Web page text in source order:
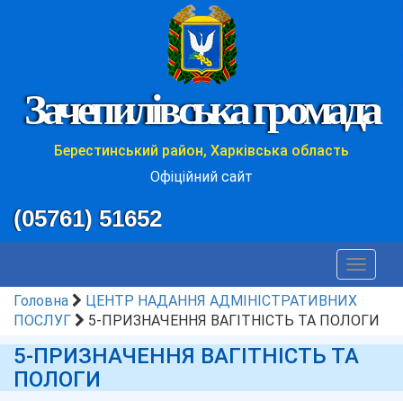
Зачепилівська громада
Берестинський район, Харківська область
Офіційний сайт
(05761) 51652
Toggle
Головна
ЦЕНТР НАДАННЯ АДМІНІСТРАТИВНИХ
ПОСЛУГ
5-ПРИЗНАЧЕННЯ ВАГІТНІСТЬ ТА ПОЛОГИ
5-ПРИЗНАЧЕННЯ ВАГІТНІСТЬ ТА
ПОЛОГИ